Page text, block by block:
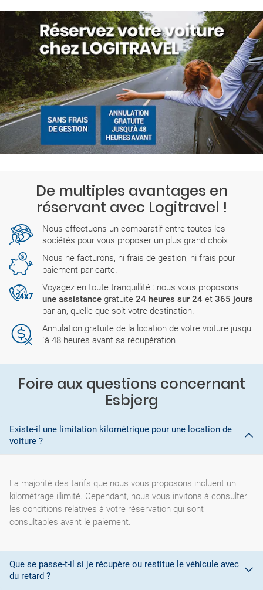
De multiples avantages en
réservant avec Logitravel !
Nous effectuons un comparatif entre toutes les
sociétés pour vous proposer un plus grand choix
Nous ne facturons, ni frais de gestion, ni frais pour
paiement par carte.
Voyagez en toute tranquillité : nous vous proposons
une assistance gratuite 24 heures sur 24 et 365 jours
par an, quelle que soit votre destination.
Annulation gratuite de la location de votre voiture jusqu
´à 48 heures avant sa récupération
Foire aux questions concernant
Esbjerg
Existe-il une limitation kilométrique pour une location de
voiture ?
La majorité des tarifs que nous vous proposons incluent un
kilométrage illimité. Cependant, nous vous invitons à consulter
les conditions relatives à votre réservation qui sont
consultables avant le paiement.
Que se passe-t-il si je récupère ou restitue le véhicule avec
du retard ?